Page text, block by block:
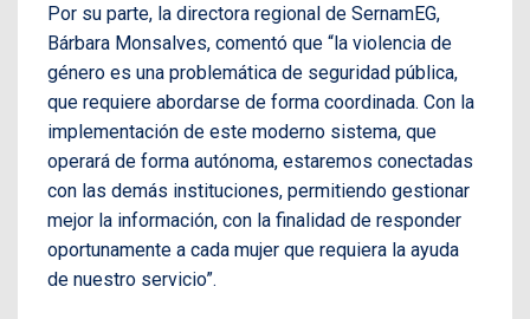
Por su parte, la directora regional de SernamEG,
Bárbara Monsalves, comentó que “la violencia de
género es una problemática de seguridad pública,
que requiere abordarse de forma coordinada. Con la
implementación de este moderno sistema, que
operará de forma autónoma, estaremos conectadas
con las demás instituciones, permitiendo gestionar
mejor la información, con la finalidad de responder
oportunamente a cada mujer que requiera la ayuda
de nuestro servicio”.